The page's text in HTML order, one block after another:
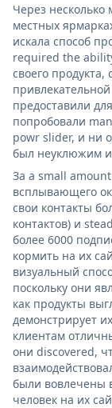
Через несколько
местных
искала способ
required the
своего
предоставили
попробовали
powr slider, и ни
был неуклюжим
За a small
всплывающего
свои контакты
контактов) и
более 6000
кормить на их
визуальный
поскольку они
как продукты
демонстрирует
клиентам
они discovered,
были вовлечены
человек на их